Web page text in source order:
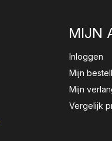
MIJN
Inloggen
Mijn
Mijn
Vergelijk